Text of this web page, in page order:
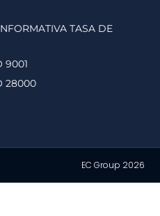
TASA DE
9001
28000
EC Group 2026